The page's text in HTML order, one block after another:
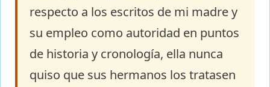
respecto a los escritos de mi madre y
su empleo como autoridad en puntos
de historia y cronología, ella nunca
quiso que sus hermanos los tratasen